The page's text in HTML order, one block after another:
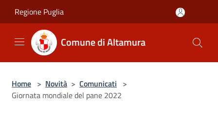
Regione Puglia
Comune di Altamura
Home > Novità > Comunicati >
Giornata mondiale del pane 2022